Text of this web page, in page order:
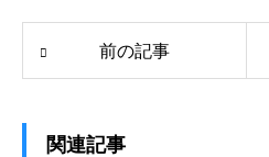
前の記事
関連記事